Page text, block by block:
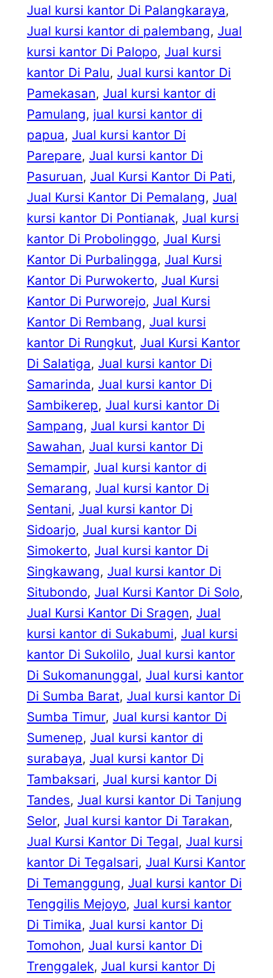
Jual kursi kantor Di Palangkaraya
Jual kursi kantor di palembang, Jual
kursi kantor Di Palopo, Jual kursi
kantor Di Palu, Jual kursi kantor Di
Pamekasan, Jual kursi kantor di
Pamulang, jual kursi kantor di
papua, Jual kursi kantor Di
Parepare, Jual kursi kantor Di
Pasuruan, Jual Kursi Kantor Di Pati
Jual Kursi Kantor Di Pemalang, Jual
kursi kantor Di Pontianak, Jual kursi
kantor Di Probolinggo, Jual Kursi
Kantor Di Purbalingga, Jual Kursi
Kantor Di Purwokerto, Jual Kursi
Kantor Di Purworejo, Jual Kursi
Kantor Di Rembang, Jual kursi
kantor Di Rungkut, Jual Kursi Kantor
Di Salatiga, Jual kursi kantor Di
Samarinda, Jual kursi kantor Di
Sambikerep, Jual kursi kantor Di
Sampang, Jual kursi kantor Di
Sawahan, Jual kursi kantor Di
Semampir, Jual kursi kantor di
Semarang, Jual kursi kantor Di
Sentani, Jual kursi kantor Di
Sidoarjo, Jual kursi kantor Di
Simokerto, Jual kursi kantor Di
Singkawang, Jual kursi kantor Di
Situbondo, Jual Kursi Kantor Di Solo
Jual Kursi Kantor Di Sragen, Jual
kursi kantor di Sukabumi, Jual kursi
kantor Di Sukolilo, Jual kursi kantor
Di Sukomanunggal, Jual kursi kantor
Di Sumba Barat, Jual kursi kantor Di
Sumba Timur, Jual kursi kantor Di
Sumenep, Jual kursi kantor di
surabaya, Jual kursi kantor Di
Tambaksari, Jual kursi kantor Di
Tandes, Jual kursi kantor Di Tanjung
Selor, Jual kursi kantor Di Tarakan
Jual Kursi Kantor Di Tegal, Jual kursi
kantor Di Tegalsari, Jual Kursi Kantor
Di Temanggung, Jual kursi kantor Di
Tenggilis Mejoyo, Jual kursi kantor
Di Timika, Jual kursi kantor Di
Tomohon, Jual kursi kantor Di
Trenggalek, Jual kursi kantor Di